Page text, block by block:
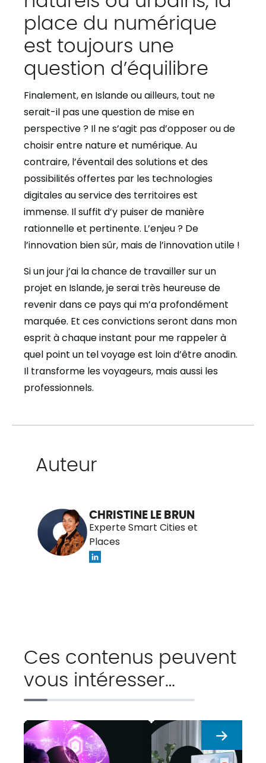
place du numérique
est toujours une
question d’équilibre
Finalement, en Islande ou ailleurs, tout ne
serait-il pas une question de mise en
perspective ? Il ne s’agit pas d’opposer ou de
choisir entre nature et numérique. Au
contraire, l’éventail des solutions et des
possibilités offertes par les technologies
digitales au service des territoires est
immense. Il suffit d’y puiser de manière
rationnelle et pertinente. L’enjeu ? De
l’innovation bien sûr, mais de l’innovation utile !
Si un jour j’ai la chance de travailler sur un
projet en Islande, je serai très heureuse de
revenir dans ce pays qui m’a profondément
marquée. Et ces convictions seront dans mon
esprit à chaque instant pour me rappeler à
quel point un tel voyage est loin d’être anodin.
Il transforme les voyageurs, mais aussi les
professionnels.
Auteur
CHRISTINE LE BRUN
Experte Smart Cities et
Places
Ces contenus peuvent
vous intéresser…
Suivant